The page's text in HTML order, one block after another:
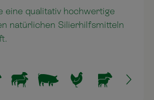
eine qualitativ hochwertige
natürlichen Silierhilfsmitteln